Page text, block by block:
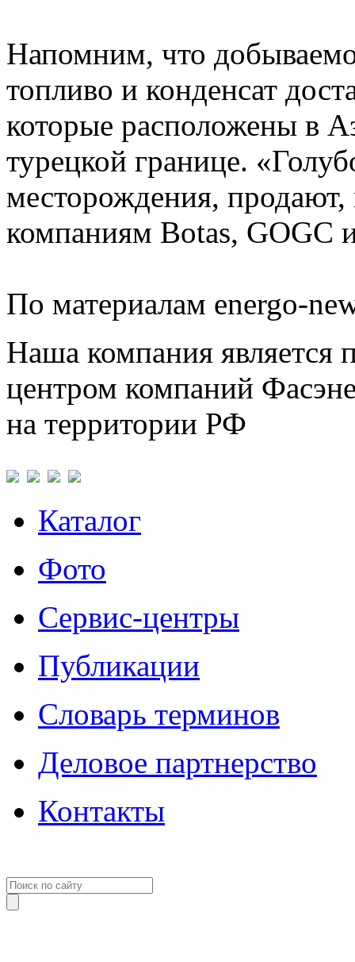
Напомним, что
топливо и конденсат
которые расположены в
турецкой границе.
месторождения,
компаниям Botas, GOGC
По материалам energo-
Наша компания является
центром компаний
на территории РФ
Каталог
Фото
Сервис-центры
Публикации
Словарь терминов
Деловое партнерство
Контакты